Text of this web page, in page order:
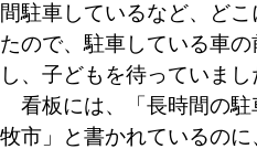
間駐車しているなど、ど
たので、駐車している車
し、子どもを待っていまし
看板には、「長時間の駐
牧市」と書かれているの